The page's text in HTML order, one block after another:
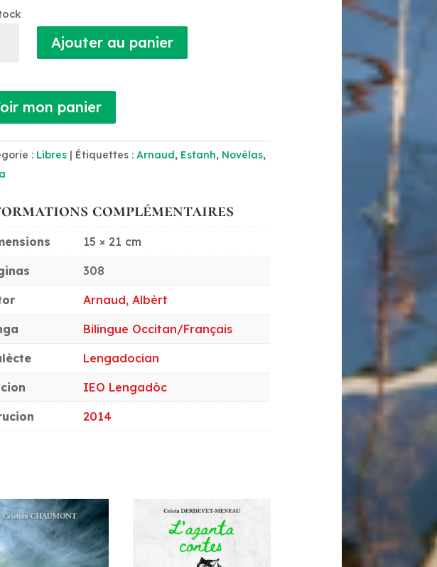
Ajouter au panier
mon panier
: Libres Étiquettes :Arnaud, Estanh, Novèlas,
complémentaires
15 × 21 cm
308
Arnaud, Albèrt
Bilingue Occitan/Français
Lengadocian
IEO Lengadòc
2014